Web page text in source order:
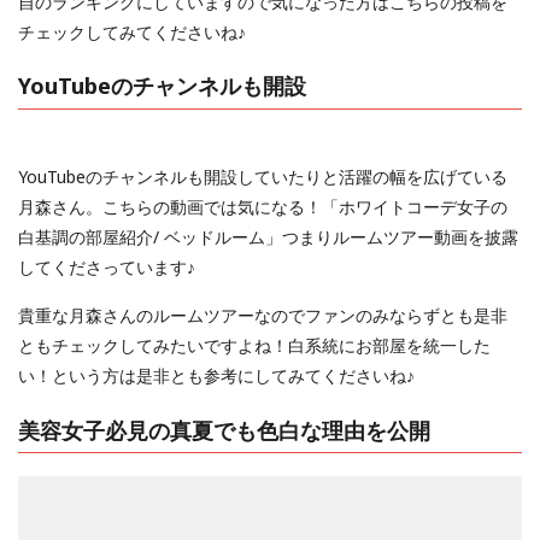
チェックしてみてくださいね♪
YouTubeのチャンネルも開設
YouTubeのチャンネルも開設していたりと活躍の幅を広げている
月森さん。こちらの動画では気になる！「ホワイトコーデ女子の
白基調の部屋紹介/ ベッドルーム」つまりルームツアー動画を披露
してくださっています♪
貴重な月森さんのルームツアーなのでファンのみならずとも是非
ともチェックしてみたいですよね！白系統にお部屋を統一した
い！という方は是非とも参考にしてみてくださいね♪
美容女子必見の真夏でも色白な理由を公開